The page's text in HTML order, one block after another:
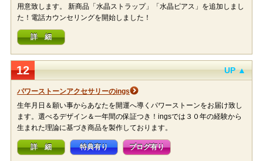
用意致します。 新商品「水晶ストラップ」「水晶ピアス」を追加しまし
た！電話カウンセリングを開始しました！
詳 細
12 UP ▲
パワーストーンアクセサリーのings
生年月日＆願い事からあなたを開運へ導くパワーストーンをお届け致し
ます。選べるデザイン＆一年間の保証つき！ingsでは３０年の経験から
生まれた理論に基づき商品を製作しております。
詳 細 特典有り ブログ有り